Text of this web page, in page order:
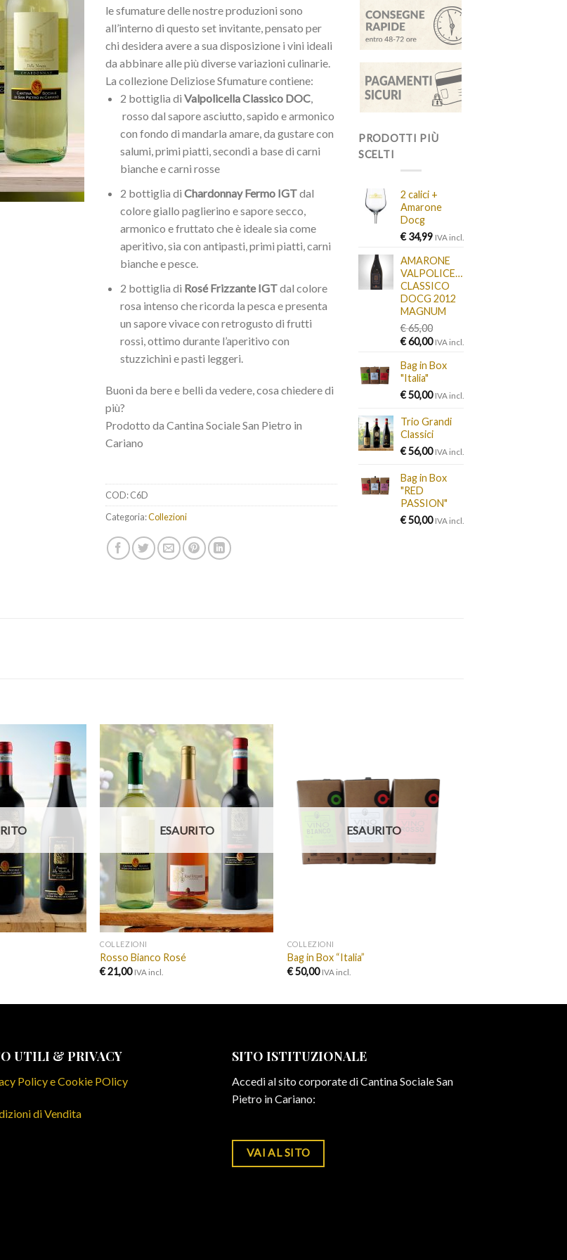
le sfumature delle nostre produzioni sono
all’interno di questo set invitante, pensato per
chi desidera avere a sua disposizione i vini ideali
da abbinare alle più diverse variazioni culinarie.
La collezione Deliziose Sfumature contiene:
2 bottiglia di Valpolicella Classico DOC,
rosso dal sapore asciutto, sapido e armonico
con fondo di mandarla amare, da gustare con
salumi, primi piatti, secondi a base di carni
bianche e carni rosse
2 bottiglia di Chardonnay Fermo IGTdal
colore giallo paglierino e sapore secco,
armonico e fruttato che è ideale sia come
aperitivo, sia con antipasti, primi piatti, carni
bianche e pesce.
2 bottiglia di Rosé Frizzante IGTdal colore
rosa intenso che ricorda la pesca e presenta
un sapore vivace con retrogusto di frutti
rossi, ottimo durante l’aperitivo con
stuzzichini e pasti leggeri.
Buoni da bere e belli da vedere, cosa chiedere di
più?
Prodotto da Cantina Sociale San Pietro in
Cariano
COD:C6D
Categoria:Collezioni
PRODOTTI PIÙ
SCELTI
2 calici +
Amarone
Docg
€34,99 IVA incl.
AMARONE
VALPOLICELLA
CLASSICO
DOCG 2012
MAGNUM
€65,00
Original
was:
€ 65,00.
€60,00Current
is:
IVA incl.
Bag in Box
"Italia"
€50,00 IVA incl.
Trio Grandi
Classici
€56,00 IVA incl.
Bag in Box
"RED
PASSION"
€50,00 IVA incl.
ESAURITO
COLLEZIONI
Rosso Bianco Rosé
€21,00 IVA incl.
ESAURITO
COLLEZIONI
Bag in Box “Italia”
€50,00 IVA incl.
UTILI & PRIVACY
Policy e Cookie POlicy
di Vendita
SITO ISTITUZIONALE
Accedi al sito corporate di Cantina Sociale San
Pietro in Cariano:
VAI AL SITO